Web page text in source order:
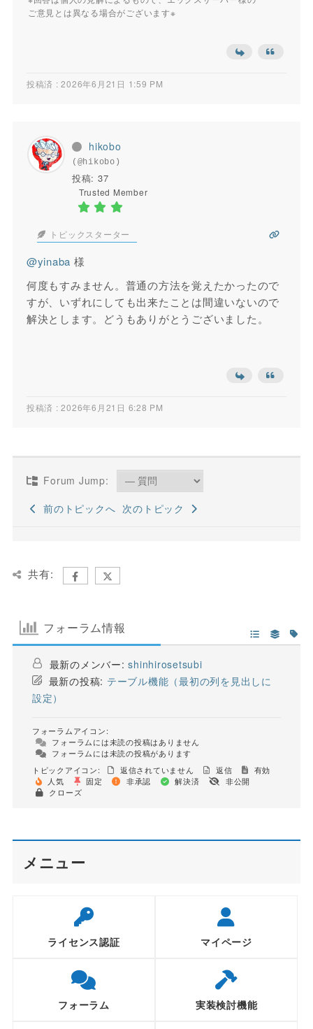
ご意見とは異なる場合がございます※
投稿済 : 2026年6月21日 1:59 PM
hikobo
(@hikobo)
投稿: 37
Trusted Member
トピックスターター
@yinaba 様
何度もすみません。普通の方法を覚えたかったので
すが、いずれにしても出来たことは間違いないので
解決とします。どうもありがとうございました。
投稿済 : 2026年6月21日 6:28 PM
Forum Jump:
前のトピックへ 次のトピック
共有:
フォーラム情報
最新のメンバー:shinhirosetsubi
最新の投稿: テーブル機能（最初の列を見出しに
設定）
フォーラムアイコン:
フォーラムには未読の投稿はありません
フォーラムには未読の投稿があります
トピックアイコン:
返信されていません 返信
有効
人気
固定 非承認 解決済
非公開
クローズ
メニュー
ライセンス認証 マイページ
フォーラム 実装検討機能